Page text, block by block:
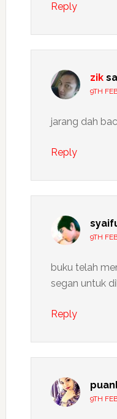
Reply
zik
9TH
jarang dah
Reply
9TH
buku telah
segan untuk
Reply
9TH